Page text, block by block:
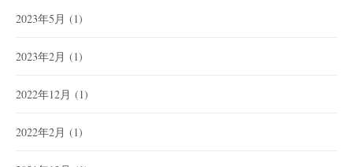
2023年5月 (1)
2023年2月 (1)
2022年12月 (1)
2022年2月 (1)